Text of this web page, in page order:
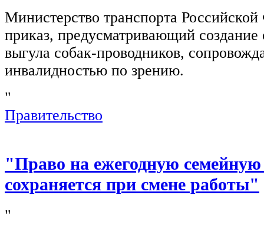
Министерство транспорта
приказ, предусматривающий создание
выгула собак-проводников,
инвалидностью по зрению.
"
Правительство
"Право на ежегодную
сохраняется при смене работы"
"